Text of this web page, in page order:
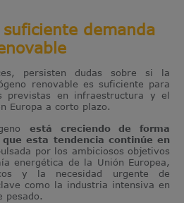
demanda
persisten dudas sobre si la
renovable es suficiente para
previstas en infraestructura y el
Europa a corto plazo.
está creciendo de forma
esta tendencia continúe en
por los ambiciosos objetivos
energética de la Unión Europea,
y la necesidad urgente de
como la industria intensiva en
pesado.